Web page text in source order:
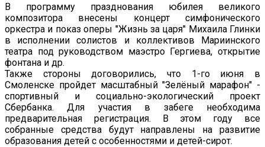
В программу празднования юбилея великого
композитора внесены концерт симфонического
оркестра и показ оперы "Жизнь за царя" Михаила Глинки
в исполнении солистов и коллективов Мариинского
театра под руководством маэстро Гергиева, открытие
фонтана и др.
Также стороны договорились, что 1-го июня в
Смоленске пройдет масштабный "Зелёный марафон" -
спортивный и социально-экологический проект
Сбербанка. Для участия в забеге необходима
предварительная регистрация. В этом году все
собранные средства будут направлены на развитие
образования детей с особенностями и детей-сирот.